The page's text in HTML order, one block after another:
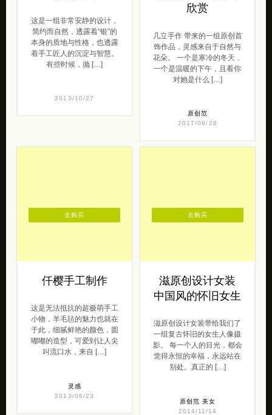
这是一组非常安静的设计，
简约而自然，透露着“银”的
本身的质地与性格，也透露
着手工匠人的沉淀与智慧。
有些时候，抛 […]
2013/10/27
欣赏
几立手作 带来的一组原创首
饰作品，灵感来自于自然与
花朵。 一个是寒冷的冬天，
一个是温暖的下午，且看你
对她是什么 […]
原创范
2017/08/28
仟樱手工制作
这是无法抵抗的超极萌手工
小物，羊毛毡的魅力也就在
于此，细腻鲜艳的颜色，圆
嘟嘟的造型，可爱到让人尖
叫流口水，来自 […]
灵感
2013/06/23
去购买
滋原创设计女装
中国风的怀旧女生
滋原创设计女装带给我们了
一组复古怀旧的女生人像摄
影。 每一个人的目光，都会
觉得永恒的幸福，永远站在
别处。真正的 […]
原创范 美女
2014/11/14
去购买